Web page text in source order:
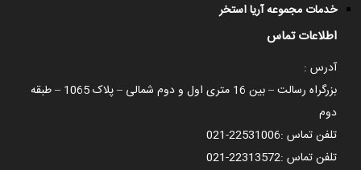
خدمات مجموعه آریا استخر
اطلاعات تماس
آدرس :
بزرگراه رسالت – بین 16 متری اول و دوم شمالی – پلاک 1065 – طبقه
دوم
تلفن تماس :021-22531006
تلفن تماس :021-22313572